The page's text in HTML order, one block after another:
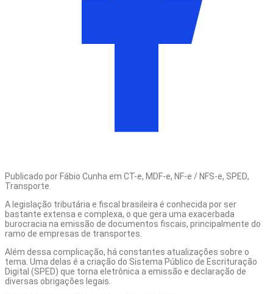
Publicado por Fábio Cunha em CT-e, MDF-e, NF-e / NFS-e, SPED,
Transporte
A legislação tributária e fiscal brasileira é conhecida por ser
bastante extensa e complexa, o que gera uma exacerbada
burocracia na emissão de documentos fiscais, principalmente do
ramo de empresas de transportes.
Além dessa complicação, há constantes atualizações sobre o
tema. Uma delas é a criação do Sistema Público de Escrituração
Digital (SPED) que torna eletrônica a emissão e declaração de
diversas obrigações legais.